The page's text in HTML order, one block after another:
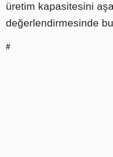
üretim kapasitesini
değerlendirmesinde
#